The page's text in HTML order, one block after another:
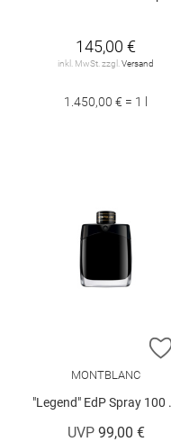
145,00 €
inkl. MwSt. zzgl. Versand
1.450,00 € = 1 l
MONTBLANC
"Legend" EdP Spray 100 ml
UVP 99,00 €